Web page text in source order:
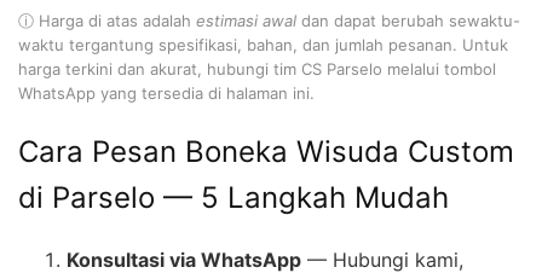
ⓘ Harga di atas adalah estimasi awal dan dapat berubah sewaktu-
waktu tergantung spesifikasi, bahan, dan jumlah pesanan. Untuk
harga terkini dan akurat, hubungi tim CS Parselo melalui tombol
WhatsApp yang tersedia di halaman ini.
Cara Pesan Boneka Wisuda Custom
di Parselo — 5 Langkah Mudah
Konsultasi via WhatsApp — Hubungi kami,